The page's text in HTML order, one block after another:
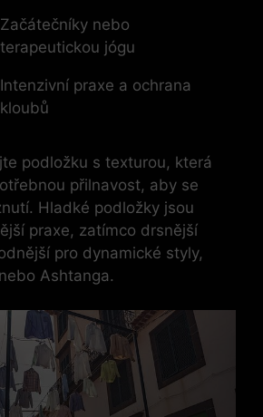
Začátečníky nebo
terapeutickou jógu
Intenzivní praxe a ochrana
kloubů
podložku s texturou, která
přilnavost, aby se
Hladké podložky jsou
praxe, zatímco drsnější
pro dynamické styly,
Ashtanga.